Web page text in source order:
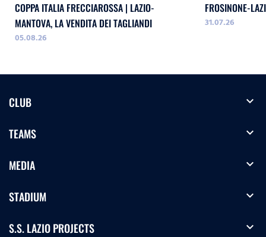
COPPA ITALIA FRECCIAROSSA | LAZIO-
MANTOVA, LA VENDITA DEI TAGLIANDI
05.08.26
FROSINONE-
31.07.26
CLUB expand_more
TEAMS expand_more
MEDIA expand_more
STADIUM expand_more
S.S. LAZIO PROJECTS expand_more